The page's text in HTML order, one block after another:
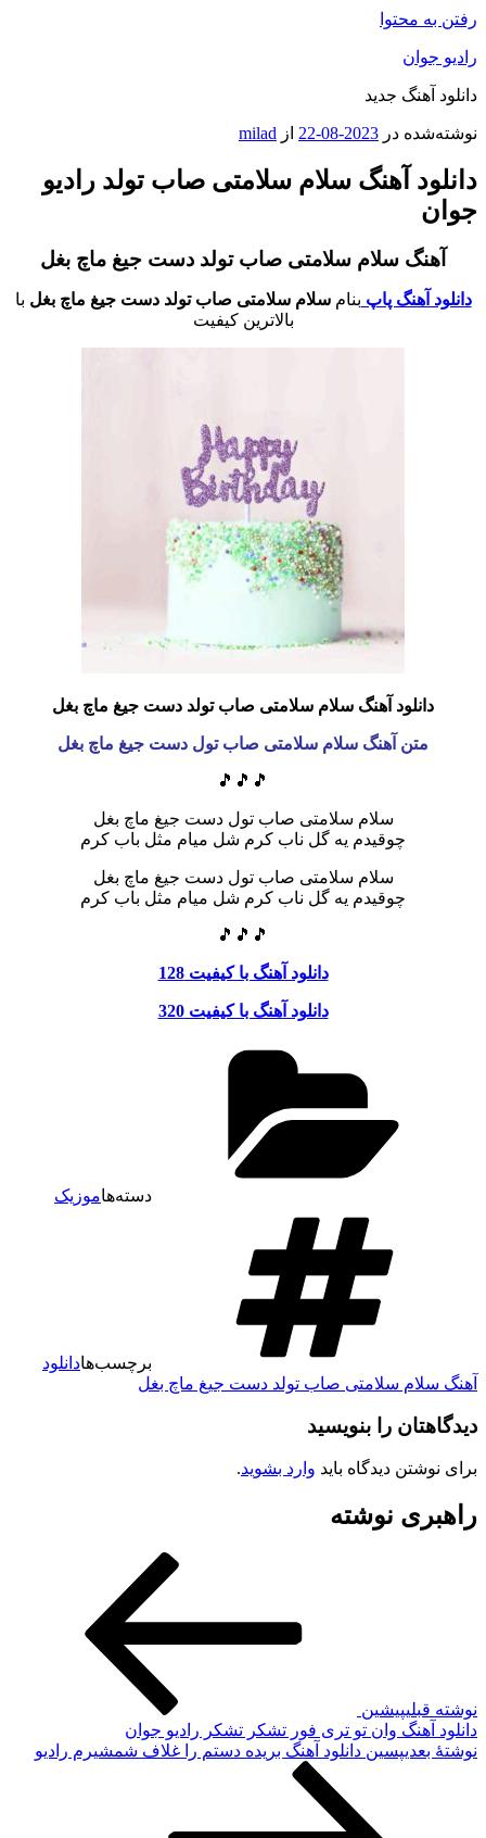
رفتن به محتوا
رادیو جوان
دانلود آهنگ جدید
نوشته‌شده در 2023-08-22 از milad
دانلود آهنگ سلام سلامتی صاب تولد رادیو
جوان
آهنگ سلام سلامتی صاب تولد دست جیغ ماچ بغل
دانلود آهنگ پاپ بنامسلام سلامتی صاب تولد دست جیغ ماچ بغل با
بالاترین کیفیت
دانلود آهنگ سلام سلامتی صاب تولد دست جیغ ماچ بغل
متن آهنگ سلام سلامتی صاب تول دست جیغ ماچ بغل
🎵🎵🎵
سلام سلامتی صاب تول دست جیغ ماچ بغل
چوقیدم یه گل ناب کرم شل میام مثل باب کرم
سلام سلامتی صاب تول دست جیغ ماچ بغل
چوقیدم یه گل ناب کرم شل میام مثل باب کرم
🎵🎵🎵
دانلود آهنگ با کیفیت 128
دانلود آهنگ با کیفیت 320
دسته‌هاموزیک
برچسب‌هادانلود
آهنگ سلام سلامتی صاب تولد دست جیغ ماچ بغل
دیدگاهتان را بنویسید
برای نوشتن دیدگاه باید وارد بشوید.
راهبری نوشته
نوشته قبلیپیشین
دانلود آهنگ وان تو تری فور تشکر تشکر رادیو جوان
نوشته‌ٔ بعدیپسین دانلود آهنگ بریده دستم را غلاف شمشیرم رادیو